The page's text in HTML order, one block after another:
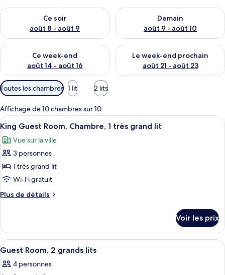
Ce soir
août 8 - août 9
Vérifier la disponibilité pour ce soir août 8 - août 9
Demain
août 9 - août 10
Vérifier la disponibilité pour
Ce week-end
août 14 - août 16
Vérifier la disponibilité pour ce week-end août 14 - août 16
Le week-end prochain
août 21 - août 23
Vérifier la disponibilité pour
Filtres
disponibles
pour
les
chambres
Toutes les chambres 1 lit 2 lits
Affichage de 10 chambres sur 10
Afficher
toutes
les
photos
pour
ce
type
de
King
Guest
Room,
Chambre,
1
Une chambre d’hôtel comprenant
4
King Guest Room, Chambre, 1 très grand lit
Vue sur la ville
3 personnes
1 très grand lit
Wi-Fi gratuit
Plus de détails
Plus
le
type
de
King
Voir les prix
Afficher
toutes
les
Une chambre d’hôtel avec deux lits,
2
Guest Room, 2 grands lits
4 personnes